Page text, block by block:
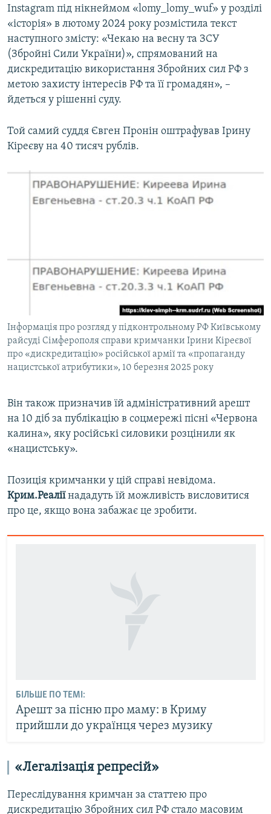
Instagram під нікнеймом «lomy_lomy_wuf» у розділі
«історія» в лютому 2024 року розмістила текст
наступного змісту: «Чекаю на весну та ЗСУ
(Збройні Сили України)», спрямований на
дискредитацію використання Збройних сил РФ з
метою захисту інтересів РФ та її громадян», –
йдеться у рішенні суду.
Той самий суддя Євген Пронін оштрафував Ірину
Кіреєву на 40 тисяч рублів.
Інформація про розгляд у підконтрольному РФ Київському
райсуді Сімферополя справи кримчанки Ірини Кіреєвої
про «дискредитацію» російської армії та «пропаганду
нацистської атрибутики», 10 березня 2025 року
Він також призначив їй адміністративний арешт
на 10 діб за публікацію в соцмережі пісні «Червона
калина», яку російські силовики розцінили як
«нацистську».
Позиція кримчанки у цій справі невідома.
Крим.Реаліїнададуть їй можливість висловитися
про це, якщо вона забажає це зробити.
БІЛЬШЕ ПО ТЕМІ:
Арешт за пісню про маму: в Криму
прийшли до українця через музику
«Легалізація репресій»
Переслідування кримчан за статтею про
дискредитацію Збройних сил РФ стало масовим